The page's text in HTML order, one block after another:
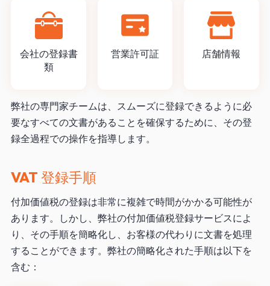
会社の登録書
類
営業許可証 店舗情報
弊社の専門家チームは、スムーズに登録できるように必
要なすべての文書があることを確保するために、その登
録全過程での操作を指導します。
VAT 登録手順
付加価値税の登録は非常に複雑で時間がかかる可能性が
あります。しかし、弊社の付加価値税登録サービスによ
り、その手順を簡略化し、お客様の代わりに文書を処理
することができます。弊社の簡略化された手順は以下を
含む：